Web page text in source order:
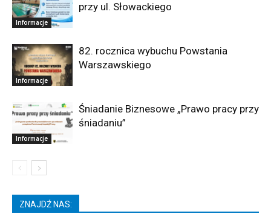
Informacje
przy ul. Słowackiego
Informacje
82. rocznica wybuchu Powstania
Warszawskiego
Informacje
Śniadanie Biznesowe „Prawo pracy przy
śniadaniu”
ZNAJDŹ NAS: